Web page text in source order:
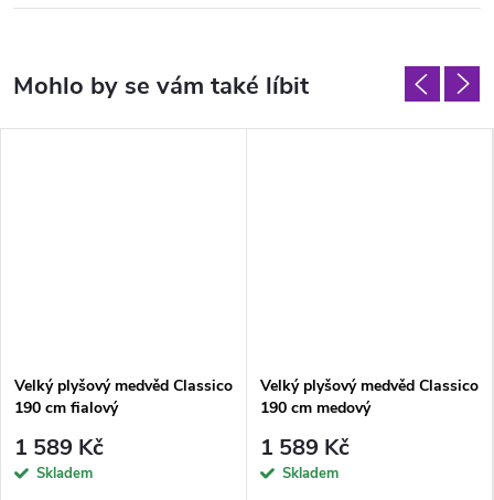
Velký plyšový medvěd Classico
190 cm fialový
1 589 Kč
Skladem
Velký plyšový medvěd Classico
190 cm medový
1 589 Kč
Skladem